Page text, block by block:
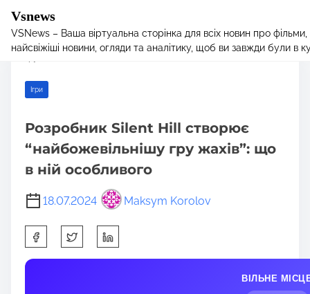
Vsnews
VSNews – Ваша віртуальна сторінка для всіх новин про
найсвіжіші новини, огляди та аналітику, щоб ви завжди були в
Home/Ігри/ Розробник Silent Hill створює “найбожевільнішу
Ігри
Розробник Silent Hill створює
“найбожевільнішу гру жахів”: що
в ній особливого
18.07.2024 Maksym Korolov
h
a
ВІЛЬНЕ